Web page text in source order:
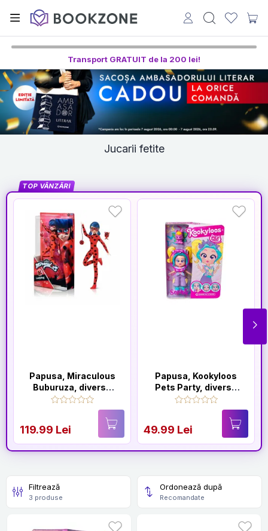
Transport GRATUIT de la 200 lei!
Jucarii fetite
TOP VÂNZĂRI
Papusa, Miraculous
Buburuza, diverse
modele, 30 cm
119.99 Lei
Papusa, Kookyloos
Pets Party, diverse
modele
49.99 Lei
Filtrează
3 produse
Ordonează după
Recomandate